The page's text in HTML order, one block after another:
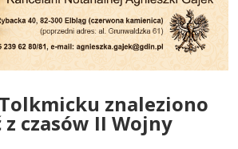
znaleziono
z czasów II Wojny